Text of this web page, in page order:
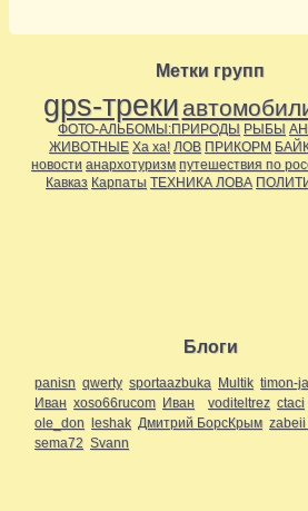
Метки групп
gps-треки
ФОТО-АЛЬБОМЫ:ПРИРОДЫ РЫБЫ
ЖИВОТНЫЕ Ха ха! ЛОВ ПРИКОРМ
новости анархотуризм путешествия по
Кавказ Карпаты ТЕХНИКА ЛОВА
Блоги
panisn qwerty sportaazbuka Multik timon-ja
Иван xoso66rucom Иван voditeltrez ctaci
ole_don leshak Дмитрий БорсКрым zabeii
sema72 Svann